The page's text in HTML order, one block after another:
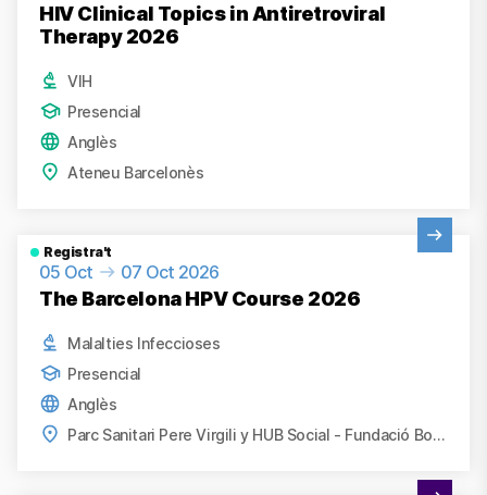
HIV Clinical Topics in Antiretroviral
Therapy 2026
VIH
Presencial
Anglès
Ateneu Barcelonès
Registra't
05 Oct 07 Oct 2026
The Barcelona HPV Course 2026
Malalties Infeccioses
Presencial
Anglès
Parc Sanitari Pere Virgili y HUB Social - Fundació Bofill, Barcelona
Veure activitat